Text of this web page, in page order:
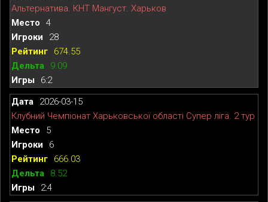
Альтернатива. КНТ Мангуст. Харьков
4
28
674.55
9.09
6:2
2026-03-15
Клубний Чемпіонат Харьковської області Супер ліга. 2 тур
5
6
666.03
8.52
2:4